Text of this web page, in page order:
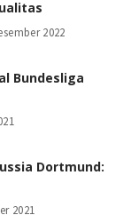
2022
Bundesliga
Dortmund:
2021